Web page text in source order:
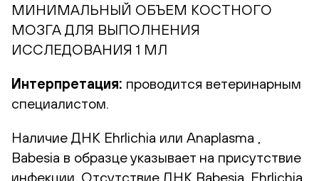
МИНИМАЛЬНЫЙ ОБЪЕМ КОСТНОГО
МОЗГА ДЛЯ ВЫПОЛНЕНИЯ
ИССЛЕДОВАНИЯ 1 МЛ
Интерпретация: проводится ветеринарным
специалистом.
Наличие ДНК Ehrlichia или Anaplasma ,
Babesia в образце указывает на присутствие
инфекции. Отсутствие ДНК Babesia, Ehrlichia